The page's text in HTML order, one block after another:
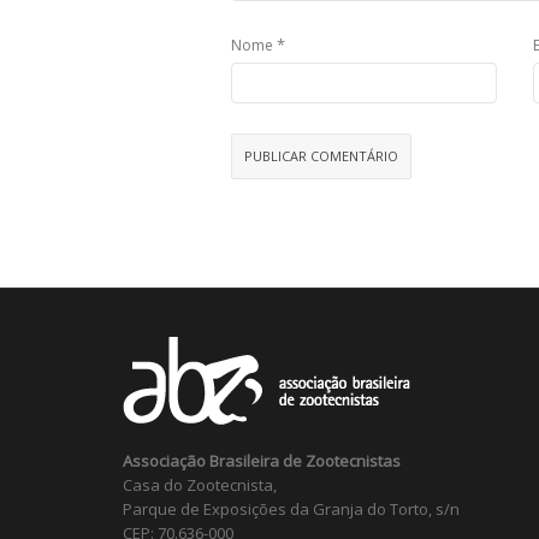
Nome *
Associação Brasileira de Zootecnistas
Casa do Zootecnista,
Parque de Exposições da Granja do Torto, s/n
CEP: 70.636-000